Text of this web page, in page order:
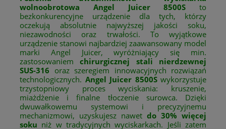
wolnoobrotowa Angel Juicer 8500S to
bezkonkurencyjne urządzenie dla tych, którzy
oczekują absolutnie najwyższej jakości soku,
niezawodności oraz trwałości. To wyjątkowe
urządzenie stanowi najbardziej zaawansowany model
marki Angel Juicer, wyróżniający się min.
zastosowaniemchirurgicznej stali nierdzewnej
SUS-316 oraz szeregiem innowacyjnych rozwiązań
technologicznych. Angel Juicer 8500Swykorzystuje
trzystopniowy proces wyciskania: kruszenie,
miażdżenie i finalne tłoczenie surowca. Dzięki
dwuwałkowemu systemowi i precyzyjnemu
mechanizmowi, uzyskujesz nawet do 30% więcej
soku niż w tradycyjnych wyciskarkach. Jeśli zatem